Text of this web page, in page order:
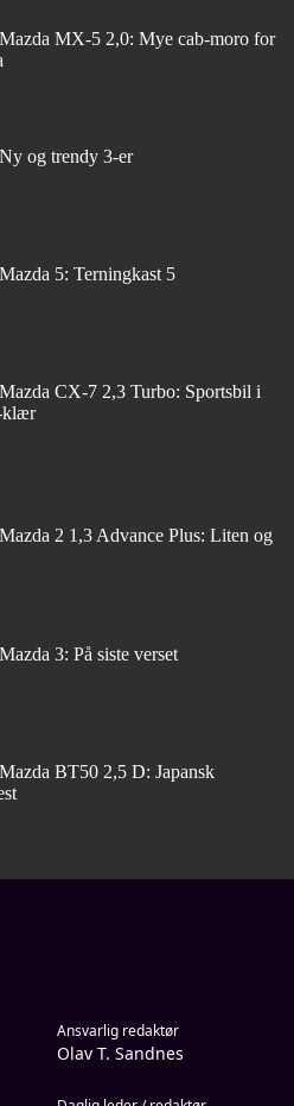
MX-5 2,0: Mye cab-moro for
og trendy 3-er
5: Terningkast 5
CX-7 2,3 Turbo: Sportsbil i
klær
2 1,3 Advance Plus: Liten og
3: På siste verset
BT50 2,5 D: Japansk
Ansvarlig redaktør
Olav T. Sandnes